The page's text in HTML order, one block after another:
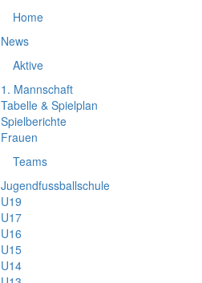
Home
News
Aktive
1. Mannschaft
Tabelle & Spielplan
Spielberichte
Frauen
Teams
Jugendfussballschule
U19
U17
U16
U15
U14